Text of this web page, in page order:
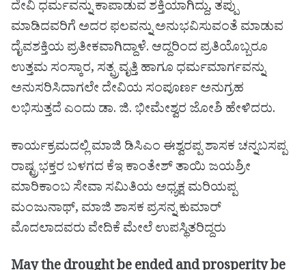
ದೇವಿ ಧರ್ಮವನ್ನು ಕಾಪಾಡುವ ಶಕ್ತಿಯಾಗಿದ್ದು, ತಪ್ಪು
ಮಾಡಿದವರಿಗೆ ಅದರ ಫಲವನ್ನು ಅನುಭವಿಸುವಂತೆ ಮಾಡುವ
ದೈವಶಕ್ತಿಯ ಪ್ರತೀಕವಾಗಿದ್ದಾಳೆ. ಆದ್ದರಿಂದ ಪ್ರತಿಯೊಬ್ಬರೂ
ಉತ್ತಮ ಸಂಸ್ಕಾರ, ಸತ್ಪ್ರವೃತ್ತಿ ಹಾಗೂ ಧರ್ಮಮಾರ್ಗವನ್ನು
ಅನುಸರಿಸಿದಾಗಲೇ ದೇವಿಯ ಸಂಪೂರ್ಣ ಅನುಗ್ರಹ
ಲಭಿಸುತ್ತದೆ ಎಂದು ಡಾ. ಜಿ. ಭೀಮೇಶ್ವರ ಜೋಶಿ ಹೇಳಿದರು.
ಕಾರ್ಯಕ್ರಮದಲ್ಲಿ ಮಾಜಿ ಡಿಸಿಎಂ ಈಶ್ವರಪ್ಪ ಶಾಸಕ ಚನ್ನಬಸಪ್ಪ
ರಾಷ್ಟ್ರಭಕ್ತರ ಬಳಗದ ಕೆಇ ಕಾಂತೇಶ್ ತಾಯಿ ಜಯಶ್ರೀ
ಮಾರಿಕಾಂಬ ಸೇವಾ ಸಮಿತಿಯ ಅಧ್ಯಕ್ಷ ಮರಿಯಪ್ಪ
ಮಂಜುನಾಥ್, ಮಾಜಿ ಶಾಸಕ ಪ್ರಸನ್ನ ಕುಮಾರ್
ಮೊದಲಾದವರು ವೇದಿಕೆ ಮೇಲೆ ಉಪಸ್ಥಿತರಿದ್ದರು